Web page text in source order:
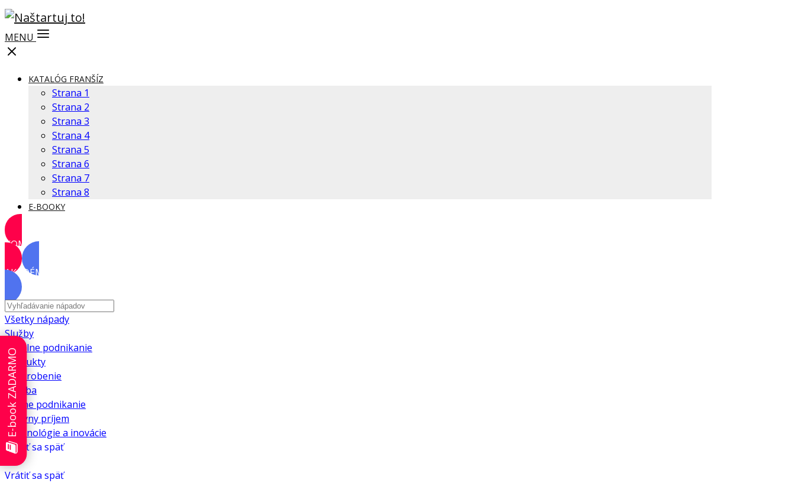
MENU
KATALÓG FRANŠÍZ
Strana 1
Strana 2
Strana 3
Strana 4
Strana 5
Strana 6
Strana 7
Strana 8
E-BOOKY
KOMUNITA
AKADÉMIA
Všetky nápady
Služby
Lokálne podnikanie
Produkty
Privyrobenie
Výroba
Online podnikanie
Pasívny príjem
Technológie a inovácie
Vrátiť sa späť
Vrátiť sa späť
E-book ZADARMO